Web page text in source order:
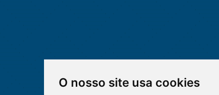
O nosso site usa cookies